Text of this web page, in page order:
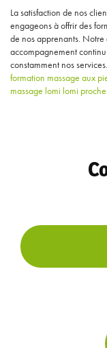
La satisfaction de nos
engageons à offrir des
de nos apprenants. Notre
accompagnement
constamment nos
formation massage aux
massage lomi lomi